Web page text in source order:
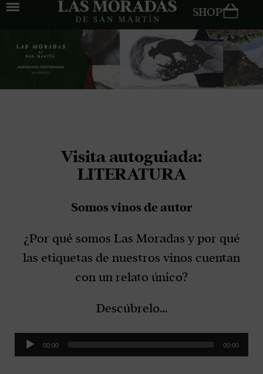
SHOP
Visita autoguiada:
LITERATURA
Somos vinos de autor
¿Por qué somos Las Moradas y por qué
las etiquetas de nuestros vinos cuentan
con un relato único?
Descúbrelo…
Player
00:00 00:00